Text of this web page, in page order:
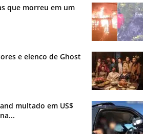
que morreu em um
e elenco de Ghost
multado em US$